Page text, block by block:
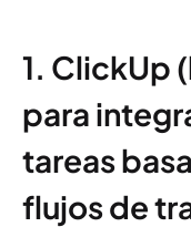
1. ClickUp
para
tareas
flujos de